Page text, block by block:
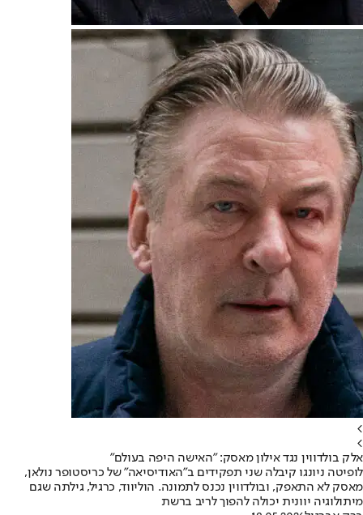
>
>
אלק בולדווין נגד אילון מאסק: "האישה היפה בעולם"
לופיטה ניונגו קיבלה שני תפקידים ב"האודיסיאה" של כריסטופר נולאן,
מאסק לא התאפק, ובולדווין נכנס לתמונה. הוליווד, כרגיל, גילתה שגם
מיתולוגיה יוונית יכולה להפוך לריב ברשת